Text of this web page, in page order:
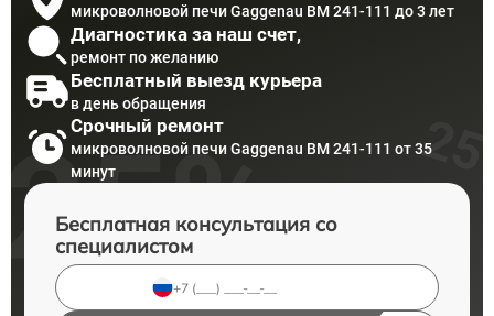
микроволновой печи Gaggenau BM 241-111 до 3 лет
Диагностика за наш счет,
ремонт по желанию
Бесплатный выезд курьера
в день обращения
Срочный ремонт
микроволновой печи Gaggenau BM 241-111 от 35
минут
Бесплатная консультация со
специалистом